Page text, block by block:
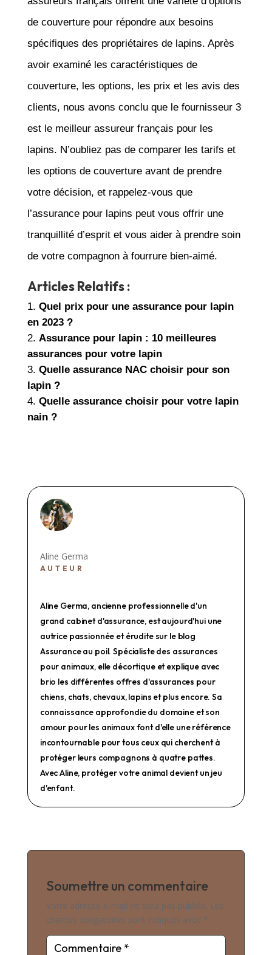
de couverture pour répondre aux besoins
spécifiques des propriétaires de lapins. Après
avoir examiné les caractéristiques de
couverture, les options, les prix et les avis des
clients, nous avons conclu que le fournisseur 3
est le meilleur assureur français pour les
lapins. N’oubliez pas de comparer les tarifs et
les options de couverture avant de prendre
votre décision, et rappelez-vous que
l’assurance pour lapins peut vous offrir une
tranquillité d’esprit et vous aider à prendre soin
de votre compagnon à fourrure bien-aimé.
Articles Relatifs :
Quel prix pour une assurance pour lapin
en 2023 ?
Assurance pour lapin : 10 meilleures
assurances pour votre lapin
Quelle assurance NAC choisir pour son
lapin ?
Quelle assurance choisir pour votre lapin
nain ?
Aline Germa
AUTEUR
Aline Germa, ancienne professionnelle d'un
grand cabinet d'assurance, est aujourd'hui une
autrice passionnée et érudite sur le blog
Assurance au poil. Spécialiste des assurances
pour animaux, elle décortique et explique avec
brio les différentes offres d'assurances pour
chiens, chats, chevaux, lapins et plus encore. Sa
connaissance approfondie du domaine et son
amour pour les animaux font d'elle une référence
incontournable pour tous ceux qui cherchent à
protéger leurs compagnons à quatre pattes.
Avec Aline, protéger votre animal devient un jeu
d'enfant.
Soumettre un commentaire
Votre adresse e-mail ne sera pas publiée. Les
champs obligatoires sont indiqués avec *